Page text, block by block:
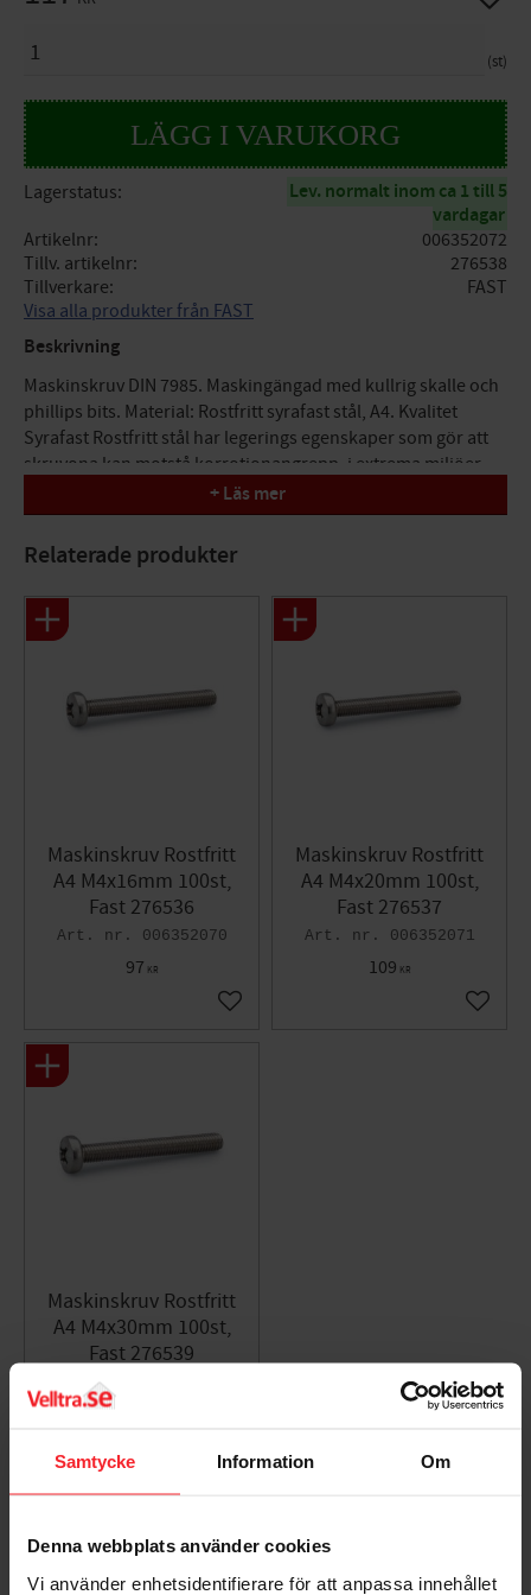
Samtycke Information Om
Denna webbplats använder cookies
Vi använder enhetsidentifierare för att anpassa innehållet
st
Lagerstatus
Lev. normalt inom ca 1 till 5
vardagar
Artikelnr
006352072
Tillv. artikelnr
276538
Tillverkare
FAST
Visa alla produkter från FAST
Beskrivning
Maskinskruv DIN 7985. Maskingängad med kullrig skalle och
phillips bits. Material: Rostfritt syrafast stål, A4. Kvalitet
Syrafast Rostfritt stål har legerings egenskaper som gör att
skruvona kan motstå korrotionangrepp, i extrema miljöer.
Gänga: M4
Längd : 25mm
+ Läs mer
Omdömen
Relaterade produkter
Maskinskruv Rostfritt
A4 M4x16mm 100st,
Fast 276536
006352070
97 KR
Lägg till i favoriter
Maskinskruv Rostfritt
A4 M4x20mm 100st,
Fast 276537
006352071
109 KR
Lägg
Maskinskruv Rostfritt
A4 M4x30mm 100st,
Fast 276539
Lägg till i favoriter